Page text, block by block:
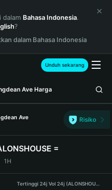
dalam Bahasa Indonesia.
?
dalam Bahasa Indonesia
Unduh sekarang
Ave Harga
Ave
Risiko
=
1H
Tertinggi 24j
Vol 24j (ALONSHOUSE)